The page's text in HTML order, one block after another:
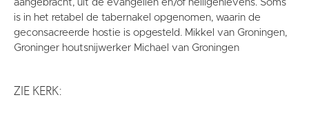
aangebracht, uit de evangeliën en/of heiligenlevens. Soms
is in het retabel de tabernakel opgenomen, waarin de
geconsacreerde hostie is opgesteld. Mikkel van Groningen,
Groninger houtsnijwerker Michael van Groningen
ZIE KERK: